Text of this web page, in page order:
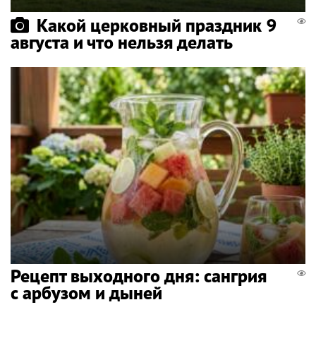
Какой церковный праздник 9
августа и что нельзя делать
Рецепт выходного дня: сангрия
с арбузом и дыней